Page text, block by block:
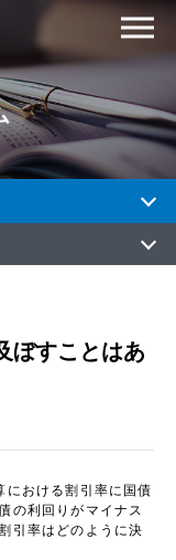
ぼすことはあ
における割引率に国債
の利回りがマイナス
引率はどのように決